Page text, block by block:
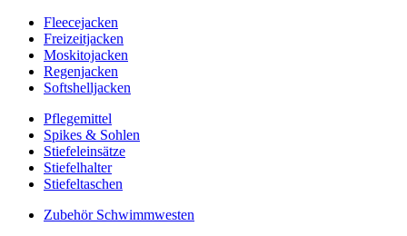
Fleecejacken
Freizeitjacken
Moskitojacken
Regenjacken
Softshelljacken
Pflegemittel
Spikes & Sohlen
Stiefeleinsätze
Stiefelhalter
Stiefeltaschen
Zubehör Schwimmwesten